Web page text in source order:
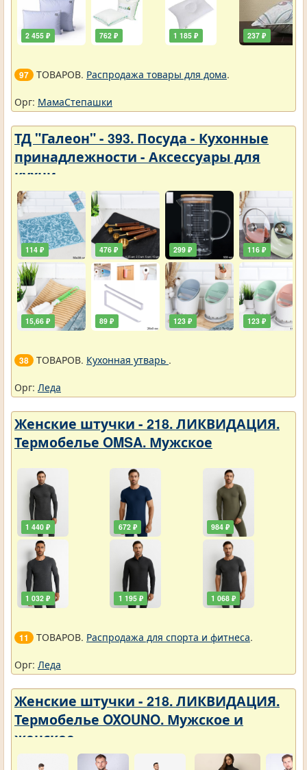
2 455 ₽ 762 ₽ 1 185 ₽ 237 ₽
97 ТОВАРОВ. Распродажа товары для дома.
Орг: МамаСтепашки
ТД "Галеон" - 393. Посуда - Кухонные
принадлежности - Аксессуары для
кухни
114 ₽
15,66 ₽
476 ₽
89 ₽
299 ₽
123 ₽
116 ₽
123 ₽
38 ТОВАРОВ. Кухонная утварь .
Орг: Леда
Женские штучки - 218. ЛИКВИДАЦИЯ.
Термобелье OMSA. Мужское
1 440 ₽
1 032 ₽
672 ₽
1 195 ₽
984 ₽
1 068 ₽
11 ТОВАРОВ. Распродажа для спорта и фитнеса.
Орг: Леда
Женские штучки - 218. ЛИКВИДАЦИЯ.
Термобелье OXOUNO. Мужское и
женское